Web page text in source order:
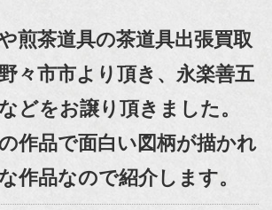
煎茶道具の茶道具出張買取
々市市より頂き、永楽善五
どをお譲り頂きました。
作品で面白い図柄が描かれ
作品なので紹介します。